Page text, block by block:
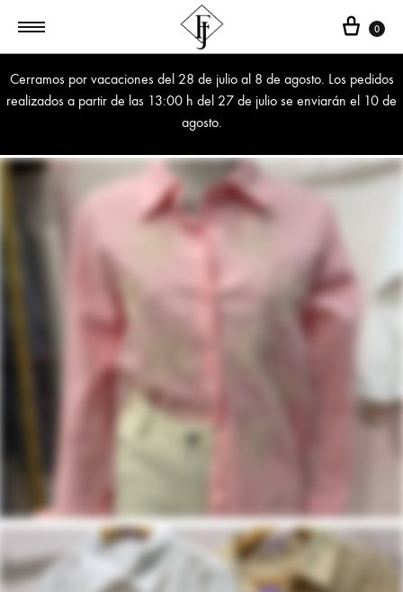
Cerramos por vacaciones del 28 de julio al 8 de agosto. Los pedidos
realizados a partir de las 13:00 h del 27 de julio se enviarán el 10 de
agosto.
Cesta
0